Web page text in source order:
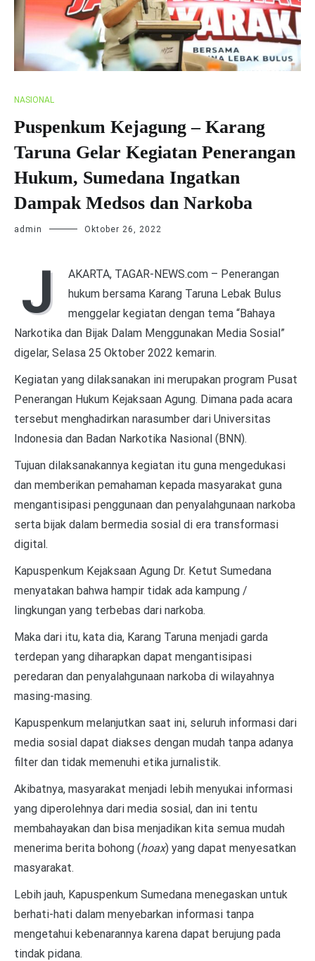
NASIONAL
Puspenkum Kejagung – Karang
Taruna Gelar Kegiatan Penerangan
Hukum, Sumedana Ingatkan
Dampak Medsos dan Narkoba
admin Oktober 26, 2022
J
AKARTA, TAGAR-NEWS.com – Penerangan
hukum bersama Karang Taruna Lebak Bulus
menggelar kegiatan dengan tema “Bahaya
Narkotika dan Bijak Dalam Menggunakan Media Sosial”
digelar, Selasa 25 Oktober 2022 kemarin.
Kegiatan yang dilaksanakan ini merupakan program Pusat
Penerangan Hukum Kejaksaan Agung. Dimana pada acara
tersebut menghadirkan narasumber dari Universitas
Indonesia dan Badan Narkotika Nasional (BNN).
Tujuan dilaksanakannya kegiatan itu guna mengedukasi
dan memberikan pemahaman kepada masyarakat guna
mengantisipasi penggunaan dan penyalahgunaan narkoba
serta bijak dalam bermedia sosial di era transformasi
digital.
Kapuspenkum Kejaksaan Agung Dr. Ketut Sumedana
menyatakan bahwa hampir tidak ada kampung /
lingkungan yang terbebas dari narkoba.
Maka dari itu, kata dia, Karang Taruna menjadi garda
terdepan yang diharapkan dapat mengantisipasi
peredaran dan penyalahgunaan narkoba di wilayahnya
masing-masing.
Kapuspenkum melanjutkan saat ini, seluruh informasi dari
media sosial dapat diakses dengan mudah tanpa adanya
filter dan tidak memenuhi etika jurnalistik.
Akibatnya, masyarakat menjadi lebih menyukai informasi
yang diperolehnya dari media sosial, dan ini tentu
membahayakan dan bisa menjadikan kita semua mudah
menerima berita bohong (hoax) yang dapat menyesatkan
masyarakat.
Lebih jauh, Kapuspenkum Sumedana menegaskan untuk
berhati-hati dalam menyebarkan informasi tanpa
mengetahui kebenarannya karena dapat berujung pada
tindak pidana.